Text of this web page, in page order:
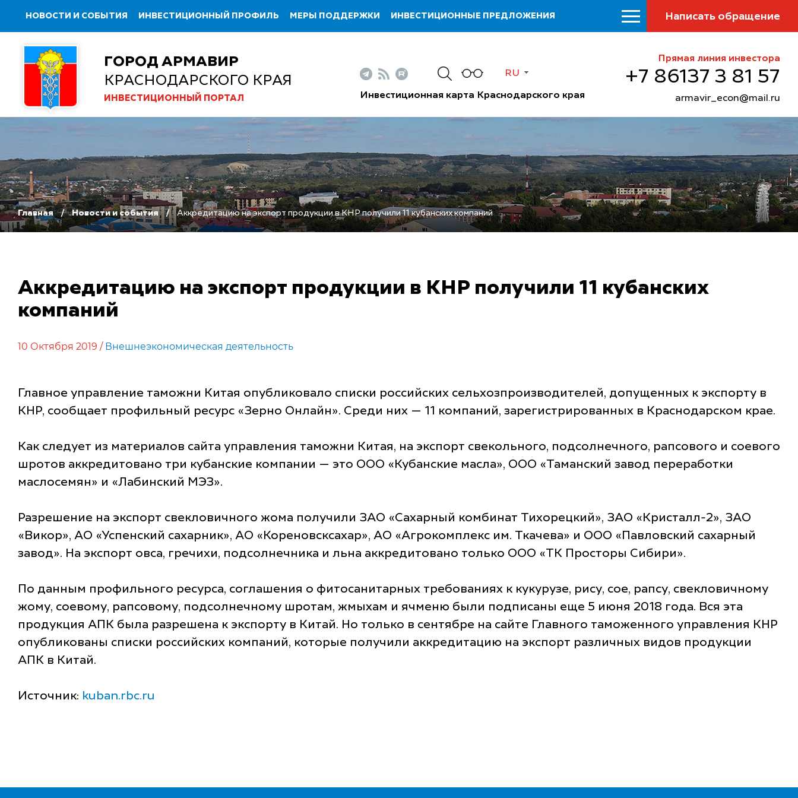
НОВОСТИ И СОБЫТИЯ ИНВЕСТИЦИОННЫЙ ПРОФИЛЬ МЕРЫ ПОДДЕРЖКИ ИНВЕСТИЦИОННЫЕ ПРЕДЛОЖЕНИЯ Написать обращение
ГОРОД АРМАВИР
КРАСНОДАРСКОГО КРАЯ
ИНВЕСТИЦИОННЫЙ ПОРТАЛ
RU
Инвестиционная карта Краснодарского края
Прямая линия инвестора
+7 86137 3 81 57
armavir_econ@mail.ru
Главная Новости и события Аккредитацию на экспорт продукции в КНР получили 11 кубанских компаний
Аккредитацию на экспорт продукции в КНР получили 11 кубанских
компаний
10 Октября 2019 / Внешнеэкономическая деятельность
Главное управление таможни Китая опубликовало списки российских сельхозпроизводителей, допущенных к экспорту в
КНР, сообщает профильный ресурс «Зерно Онлайн». Среди них — 11 компаний, зарегистрированных в Краснодарском крае.
Как следует из материалов сайта управления таможни Китая, на экспорт свекольного, подсолнечного, рапсового и соевого
шротов аккредитовано три кубанские компании — это ООО «Кубанские масла», ООО «Таманский завод переработки
маслосемян» и «Лабинский МЭЗ».
Разрешение на экспорт свекловичного жома получили ЗАО «Сахарный комбинат Тихорецкий», ЗАО «Кристалл-2», ЗАО
«Викор», АО «Успенский сахарник», АО «Кореновсксахар», АО «Агрокомплекс им. Ткачева» и ООО «Павловский сахарный
завод». На экспорт овса, гречихи, подсолнечника и льна аккредитовано только ООО «ТК Просторы Сибири».
По данным профильного ресурса, соглашения о фитосанитарных требованиях к кукурузе, рису, сое, рапсу, свекловичному
жому, соевому, рапсовому, подсолнечному шротам, жмыхам и ячменю были подписаны еще 5 июня 2018 года. Вся эта
продукция АПК была разрешена к экспорту в Китай. Но только в сентябре на сайте Главного таможенного управления КНР
опубликованы списки российских компаний, которые получили аккредитацию на экспорт различных видов продукции
АПК в Китай.
Источник: kuban.rbc.ru